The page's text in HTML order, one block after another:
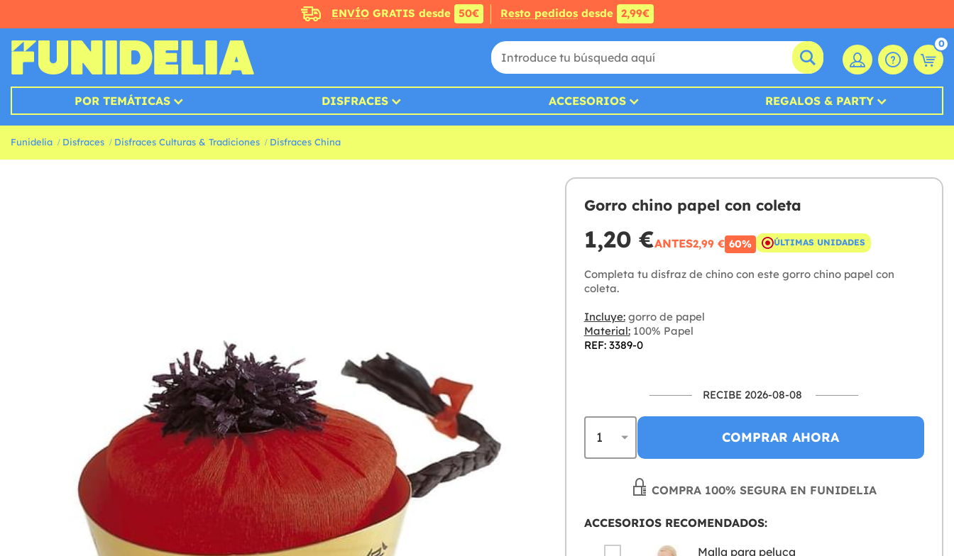
ENVÍOGRATIS desde 50€ Resto pedidosdesde 2,99€
0
POR TEMÁTICAS DISFRACES ACCESORIOS REGALOS & PARTY
Funidelia Disfraces Disfraces Culturas & Tradiciones Disfraces China
Gorro chino papel con coleta
1,20 €ANTES2,99 € 60% ÚLTIMAS UNIDADES
Completa tu disfraz de chino con este gorro chino papel con
coleta.
Incluye:gorro de papel
Material:100% Papel
REF: 3389-0
RECIBE 2026-08-08
COMPRAR AHORA
COMPRA 100% SEGURA EN FUNIDELIA
ACCESORIOS RECOMENDADOS:
Malla para peluca